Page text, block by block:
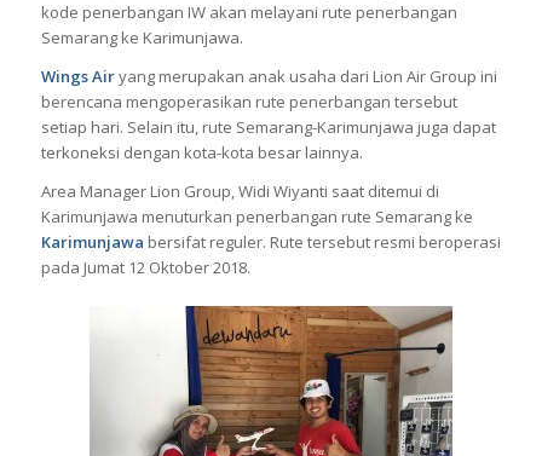
kode penerbangan IW akan melayani rute penerbangan
Semarang ke Karimunjawa.
Wings Airyang merupakan anak usaha dari Lion Air Group ini
berencana mengoperasikan rute penerbangan tersebut
setiap hari. Selain itu, rute Semarang-Karimunjawa juga dapat
terkoneksi dengan kota-kota besar lainnya.
Area Manager Lion Group, Widi Wiyanti saat ditemui di
Karimunjawa menuturkan penerbangan rute Semarang ke
Karimunjawa bersifat reguler. Rute tersebut resmi beroperasi
pada Jumat 12 Oktober 2018.